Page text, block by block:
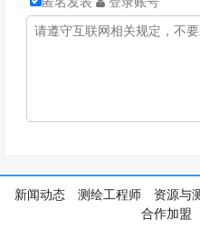
新闻动态 测绘工程师 资源与
合作加盟